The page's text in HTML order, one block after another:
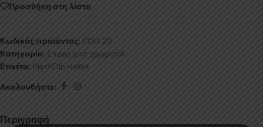
Προσθήκη στη λίστα
Κωδικός προϊόντος: PDH-20
Κατηγορία: Σπρέυ (ματ χρώματα)
Ετικέτα: PlastiDip Hellas
Ακολουθήστε:
Περιγραφή